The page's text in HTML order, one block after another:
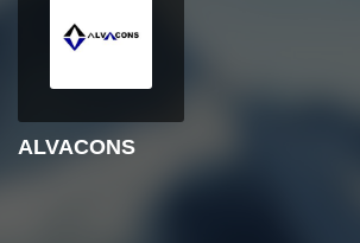
ALVACONS